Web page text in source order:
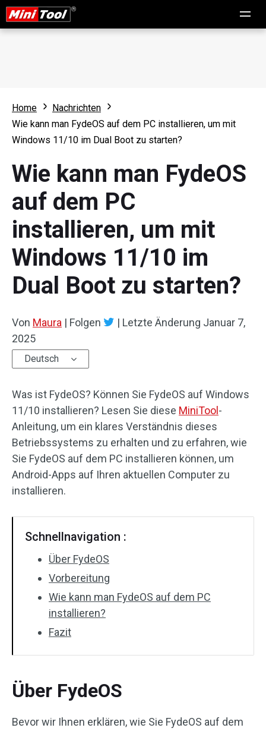
Home
Nachrichten
Wie kann man FydeOS auf dem PC installieren, um mit
Windows 11/10 im Dual Boot zu starten?
Wie kann man FydeOS
auf dem PC
installieren, um mit
Windows 11/10 im
Dual Boot zu starten?
Von Maura | Folgen | Letzte Änderung Januar 7,
2025
Deutsch
Was ist FydeOS? Können Sie FydeOS auf Windows
11/10 installieren? Lesen Sie diese MiniTool -
Anleitung, um ein klares Verständnis dieses
Betriebssystems zu erhalten und zu erfahren, wie
Sie FydeOS auf dem PC installieren können, um
Android-Apps auf Ihren aktuellen Computer zu
installieren.
Schnellnavigation :
Über FydeOS
Vorbereitung
Wie kann man FydeOS auf dem PC
installieren?
Fazit
Über FydeOS
Bevor wir Ihnen erklären, wie Sie FydeOS auf dem